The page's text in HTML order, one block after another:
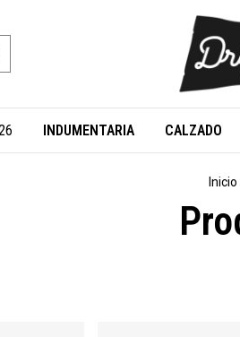
INDUMENTARIA CALZADO
Inicio